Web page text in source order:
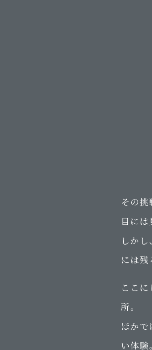
その挑
目には
しか
には残
ここに
所。
ほかで
い体験